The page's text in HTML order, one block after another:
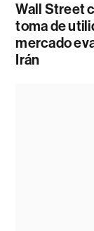
Wall Street
toma de
mercado
Irán